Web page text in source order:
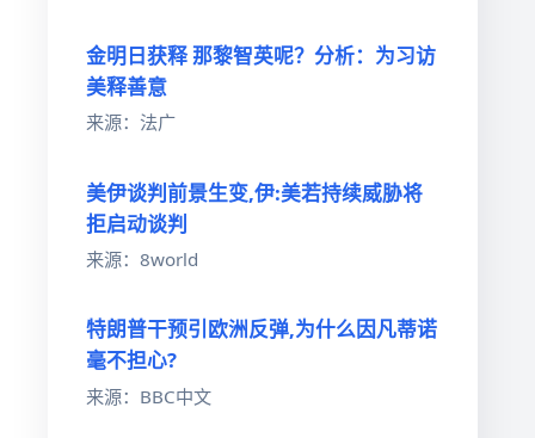
金明日获释 那黎智英呢？分析：为习访
美释善意
来源：法广
美伊谈判前景生变,伊:美若持续威胁将
拒启动谈判
来源：8world
特朗普干预引欧洲反弹,为什么因凡蒂诺
毫不担心?
来源：BBC中文